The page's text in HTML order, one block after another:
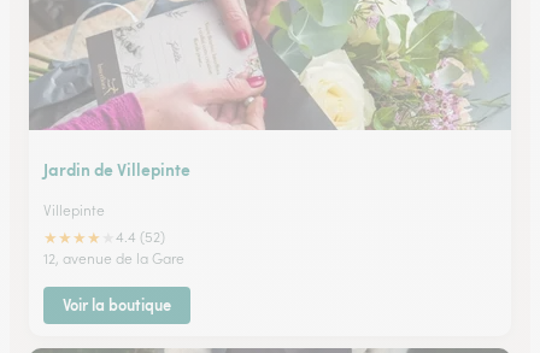
Jardin de Villepinte
Villepinte
★★★★
4.4 (52)
12, avenue de la Gare
Voir la boutique